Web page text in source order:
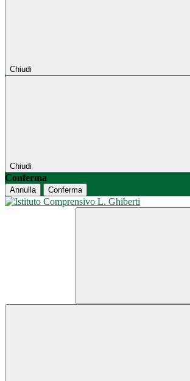
Chiudi
Chiudi
Conferma
Annulla Conferma